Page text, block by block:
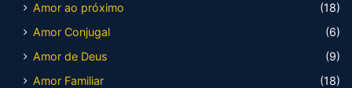
Amor ao próximo
(18)
Amor Conjugal
(6)
Amor de Deus
(9)
Amor Familiar
(18)